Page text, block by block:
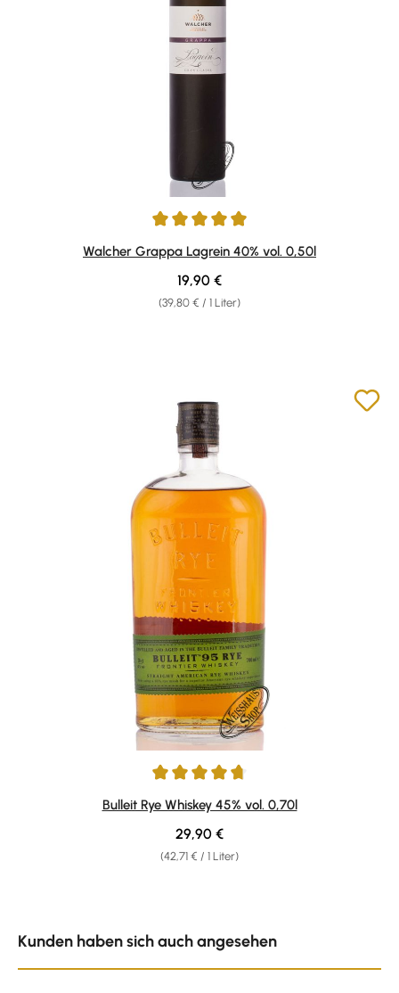
Durchschnittliche Bewertung von 4.88 von 5 Sternen
Walcher Grappa Lagrein 40% vol. 0,50l
(39,80 € / 1 Liter)
Regulärer Preis:
19,90 €
Durchschnittliche Bewertung von 4.71 von 5 Sternen
Bulleit Rye Whiskey 45% vol. 0,70l
(42,71 € / 1 Liter)
Regulärer Preis:
29,90 €
Kunden haben sich auch angesehen